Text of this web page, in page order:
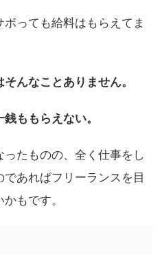
っても給料はもらえてま
んなことありません。
ももらえない。
たものの、全く仕事をし
あればフリーランスを目
もです。